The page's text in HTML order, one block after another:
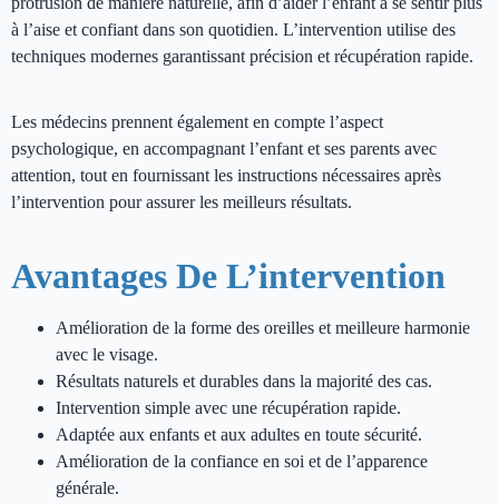
à l’aise et confiant dans son quotidien. L’intervention utilise des
techniques modernes garantissant précision et récupération rapide.
Les médecins prennent également en compte l’aspect
psychologique, en accompagnant l’enfant et ses parents avec
attention, tout en fournissant les instructions nécessaires après
l’intervention pour assurer les meilleurs résultats.
Avantages De L’intervention
Amélioration de la forme des oreilles et meilleure harmonie
avec le visage.
Résultats naturels et durables dans la majorité des cas.
Intervention simple avec une récupération rapide.
Adaptée aux enfants et aux adultes en toute sécurité.
Amélioration de la confiance en soi et de l’apparence
générale.